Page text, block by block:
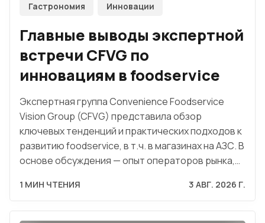
Гастрономия Инновации
Главные выводы экспертной
встречи CFVG по
инновациям в foodservice
Экспертная группа Convenience Foodservice
Vision Group (CFVG) представила обзор
ключевых тенденций и практических подходов к
развитию foodservice, в т.ч. в магазинах на АЗС. В
основе обсуждения — опыт операторов рынка,…
1 МИН ЧТЕНИЯ 3 АВГ. 2026 Г.